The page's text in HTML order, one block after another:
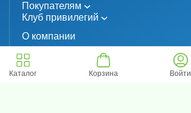
Покупателям
Клуб привилегий
О компании
© 2024 «MolecuLab». Все права защищены.
Каталог Корзина Войти